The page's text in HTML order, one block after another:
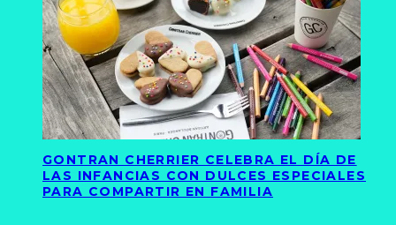
GONTRAN CHERRIER CELEBRA EL DÍA DE
LAS INFANCIAS CON DULCES ESPECIALES
PARA COMPARTIR EN FAMILIA